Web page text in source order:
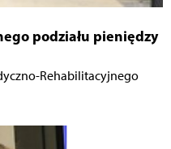
podziału pieniędzy
Rehabilitacyjnego